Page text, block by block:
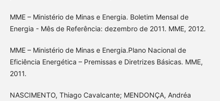
MME – Ministério de Minas e Energia. Boletim Mensal de
Energia - Mês de Referência: dezembro de 2011. MME, 2012.
MME – Ministério de Minas e Energia.Plano Nacional de
Eficiência Energética – Premissas e Diretrizes Básicas. MME,
2011.
NASCIMENTO, Thiago Cavalcante; MENDONÇA, Andréa